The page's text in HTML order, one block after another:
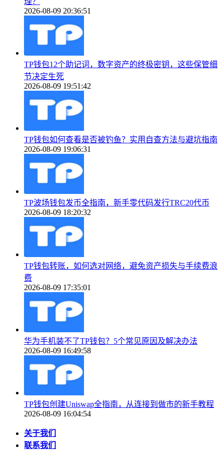
2026-08-09 20:36:51
TP钱包12个助记词，数字资产的终极密钥，这些保管细
节决定生死
2026-08-09 19:51:42
TP钱包如何查看是否被钓鱼？实用自查方法与避坑指南
2026-08-09 19:06:31
TP波场钱包发币全指南，新手零代码发行TRC20代币
2026-08-09 18:20:32
TP钱包转账，如何选对网络，避免资产损失与手续费浪
费
2026-08-09 17:35:01
华为手机装不了TP钱包？5个常见原因及解决办法
2026-08-09 16:49:58
TP钱包创建Uniswap全指南，从连接到做市的新手教程
2026-08-09 16:04:54
关于我们
联系我们